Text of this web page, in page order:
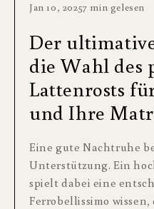
Jan 10, 20257 min gelesen
Der
die Wahl des
Lattenrosts
und Ihre
Eine gute Nachtruhe
Unterstützung. Ein
spielt dabei eine
Ferrobellissimo wissen,